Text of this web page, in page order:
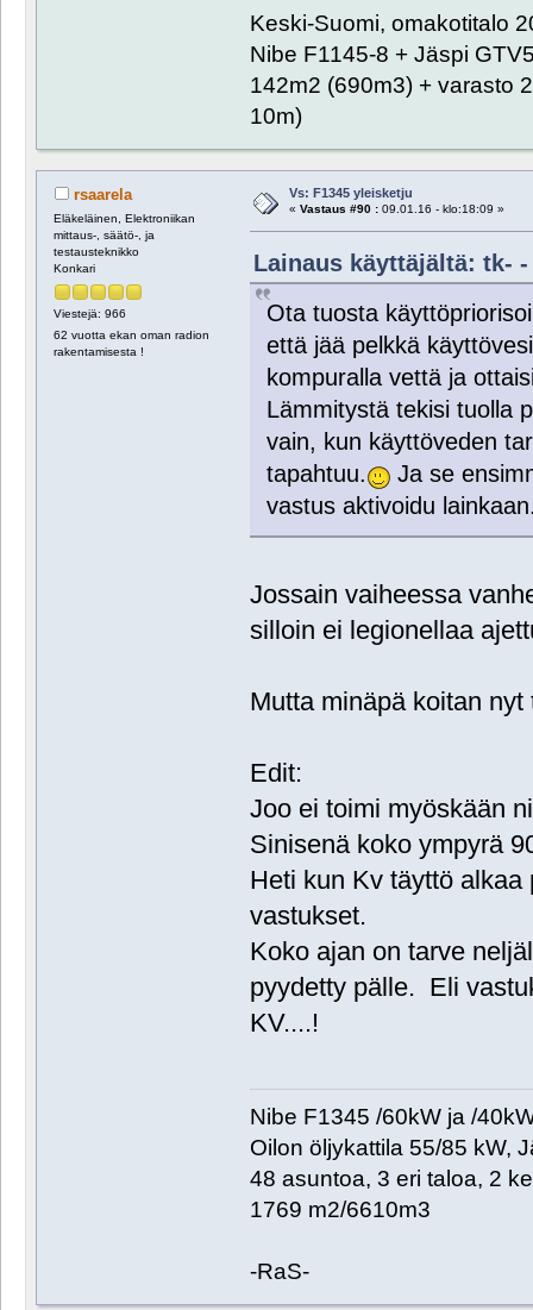
Keski-Suomi, omakotitalo
Nibe F1145-8 + Jäspi
142m2 (690m3) + varasto
10m)
rsaarela
Eläkeläinen, Elektroniikan
mittaus-, säätö-, ja
testausteknikko
Konkari
Viestejä: 966
62 vuotta ekan oman radion
rakentamisesta !
Vs: F1345 yleisketju
« Vastaus #90 :09.01.16 - klo:18:09 »
Lainaus käyttäjältä: tk- -
Ota tuosta
että jää pelkkä
kompuralla vettä ja
Lämmitystä tekisi tuolla
vain, kun käyttöveden
tapahtuu.
Ja se
vastus aktivoidu
Jossain vaiheessa
silloin ei legionellaa
Mutta minäpä koitan
Edit:
Joo ei toimi myöskään
Sinisenä koko ympyrä
Heti kun Kv täyttö
vastukset.
Koko ajan on tarve
pyydetty pälle. Eli
KV....!
Nibe F1345 /60kW ja /
Oilon öljykattila 55/85 kW,
48 asuntoa, 3 eri taloa, 2
1769 m2/6610m3
-RaS-